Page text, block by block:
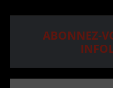
ABONNEZ-